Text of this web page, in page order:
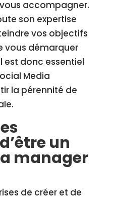
accompagner.
son expertise
vos objectifs
vous démarquer
est donc essentiel
Media
la pérennité de
un
manager
de créer et de